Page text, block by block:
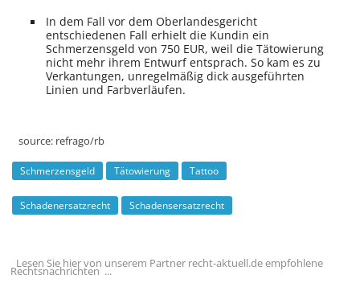
In dem Fall vor dem Oberlandes­gericht
entschiedenen Fall erhielt die Kundin ein
Schmerzens­geld von 750 EUR, weil die Tätowierung
nicht mehr ihrem Entwurf entsprach. So kam es zu
Ver­kantungen, unregelmäßig dick ausgeführten
Linien und Farb­verläufen.
source: refrago/rb
Schmerzensgeld Tätowierung Tattoo
Schadenersatzrecht Schadensersatzrecht
Lesen Sie hier von unserem Partner recht-aktuell.de empfohlene
Rechtsnachrichten ...